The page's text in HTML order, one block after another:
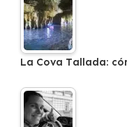
La Cova Tallada: